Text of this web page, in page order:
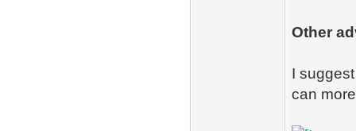
Other
I
can